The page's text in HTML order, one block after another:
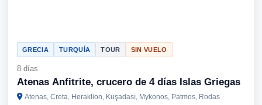
GRECIA TURQUÍA TOUR SIN VUELO
8 días
Atenas Anfitrite, crucero de 4 días Islas Griegas
Atenas, Creta, Heraklion, Kuşadası, Mykonos, Patmos, Rodas